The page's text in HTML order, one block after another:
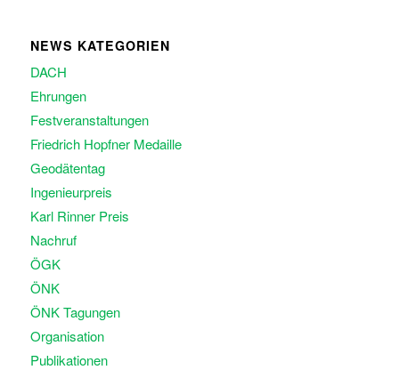
NEWS KATEGORIEN
DACH
Ehrungen
Festveranstaltungen
Friedrich Hopfner Medaille
Geodätentag
Ingenieurpreis
Karl Rinner Preis
Nachruf
ÖGK
ÖNK
ÖNK Tagungen
Organisation
Publikationen